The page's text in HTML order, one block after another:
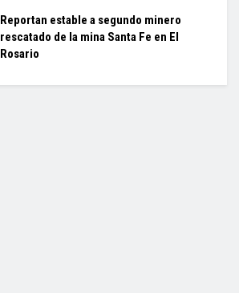
Reportan estable a segundo minero
rescatado de la mina Santa Fe en El
Rosario